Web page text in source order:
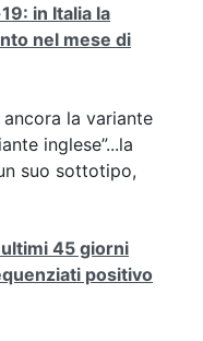
in Italia la
nel mese di
ancora la variante
inglese”...la
suo sottotipo,
45 giorni
positivo